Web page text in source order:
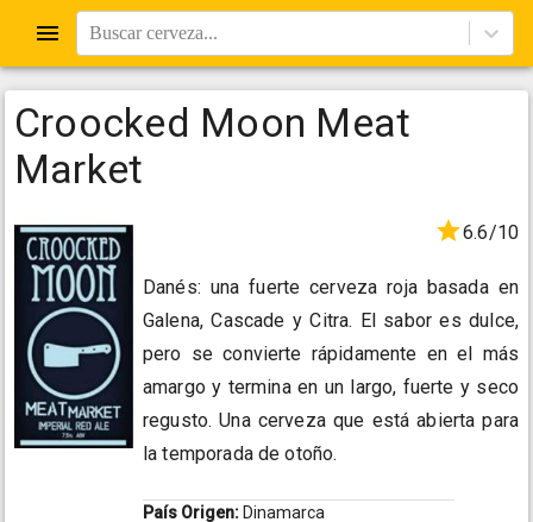
Buscar cerveza...
Croocked Moon Meat
Market
6.6/10
Danés: una fuerte cerveza roja basada en
Galena, Cascade y Citra. El sabor es dulce,
pero se convierte rápidamente en el más
amargo y termina en un largo, fuerte y seco
regusto. Una cerveza que está abierta para
la temporada de otoño.
País Origen: Dinamarca